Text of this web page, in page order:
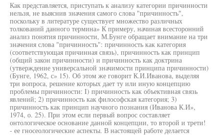
Как представляется, приступать к анализу категории причинности
нельзя, не выяснив значения самого слова "причинность",
поскольку в литературе существует множество различных
толкований данного термина» К примеру, начиная всесторонний
анализ понятия причинности, М.Бунге обращает внимание на три
значения слова "причинность": причинность как категория
(соответствующая причинная связь), причинность как принцип
(общий закон причинности) и причинность как доктрина
(утверждение универсальной значимости принципа причинности)
(Бунге, 1962, с» 15). Об этом же говорит К.И.Иванова, выделяя
три вопроса, решение которых дает ту или иную концепцию
проблемы причинности: I) причинность как объективная связь
явлений; 2) причинность как философская категория; 3)
причинность как принцип научного познания (Иванова К.И»,
1974, о. 25). При этом если первый вопрос составляет
онтологическое основание данной концепции, то второй и трети!
- ее гносеологические аспекты. В настоящей работе делается